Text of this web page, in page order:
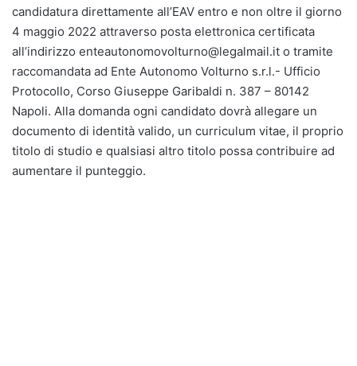
candidatura direttamente all’EAV entro e non oltre il giorno
4 maggio 2022 attraverso posta elettronica certificata
all’indirizzo enteautonomovolturno@legalmail.it o tramite
raccomandata ad Ente Autonomo Volturno s.r.l.- Ufficio
Protocollo, Corso Giuseppe Garibaldi n. 387 – 80142
Napoli. Alla domanda ogni candidato dovrà allegare un
documento di identità valido, un curriculum vitae, il proprio
titolo di studio e qualsiasi altro titolo possa contribuire ad
aumentare il punteggio.